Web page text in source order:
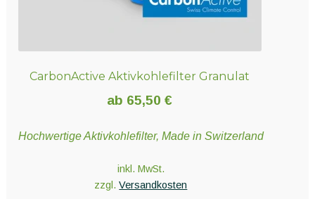
CarbonActive Aktivkohlefilter Granulat
ab 65,50€
Hochwertige Aktivkohlefilter, Made in Switzerland
inkl. MwSt.
zzgl.Versandkosten